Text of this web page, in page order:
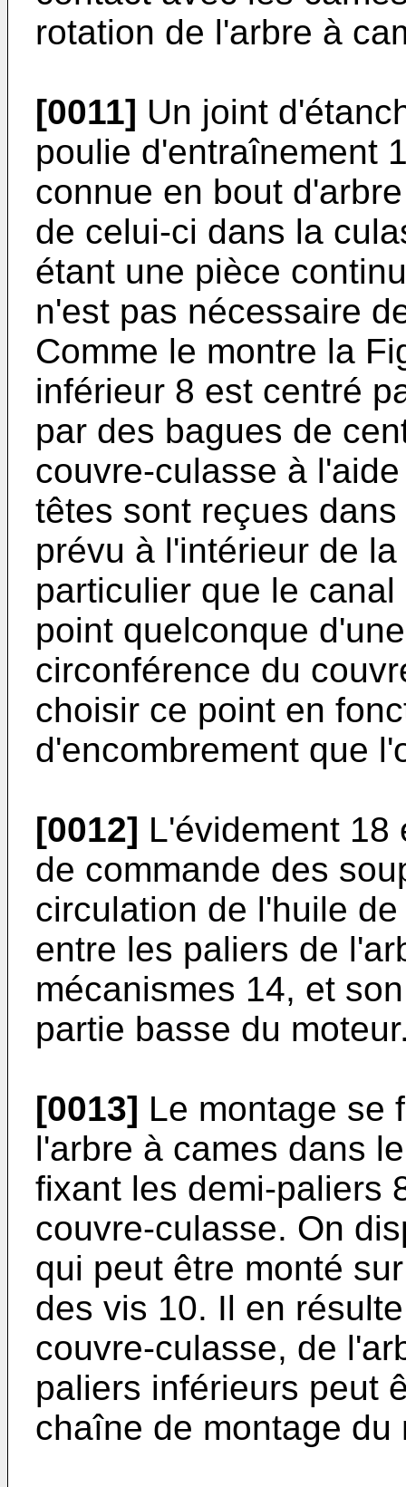
rotation de l'arbre à
[0011] Un joint
poulie d'entraînement
connue en bout
de celui-ci dans la
étant une pièce
n'est pas nécessaire
Comme le montre la
inférieur 8 est centré
par des bagues de
couvre-culasse à
têtes sont reçues
prévu à l'intérieur de
particulier que le
point quelconque
circonférence du
choisir ce point en
d'encombrement que
[0012] L'évidement 18
de commande des
circulation de l'huile
entre les paliers de
mécanismes 14, et
partie basse du
[0013] Le montage se
l'arbre à cames dans
fixant les demi-paliers
couvre-culasse. On
qui peut être monté
des vis 10. Il en
couvre-culasse, de
paliers inférieurs peut
chaîne de montage du